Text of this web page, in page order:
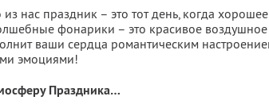
нас праздник – это тот день, когда
фонарики – это красивое
ваши сердца романтическим
эмоциями!
Праздника…